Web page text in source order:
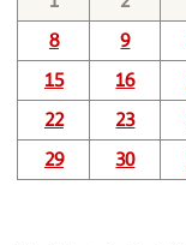
8
9
15
16
22
23
29
30